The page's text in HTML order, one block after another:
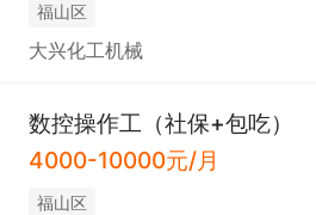
福山区
大兴化工机械
数控操作工（社保+包吃）
4000-10000元/月
福山区